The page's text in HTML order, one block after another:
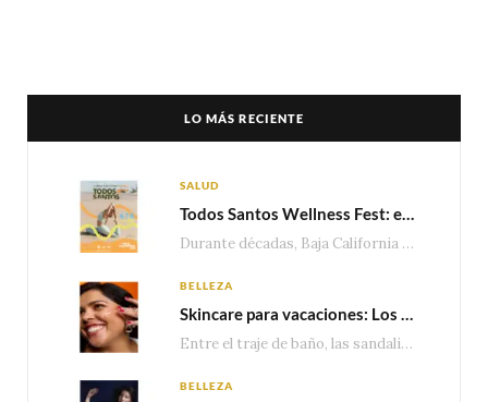
LO MÁS RECIENTE
SALUD
Todos Santos Wellness Fest: el evento de bienestar que está transformando a Baja California Sur en un nuevo referente para el turismo wellness
Durante décadas, Baja California Sur ha sido reconocido por sus playas, hoteles de lujo y…
BELLEZA
Skincare para vacaciones: Los do’s and dont’s para cuidar tu piel
Entre el traje de baño, las sandalias, los lentes de sol y los looks que…
BELLEZA